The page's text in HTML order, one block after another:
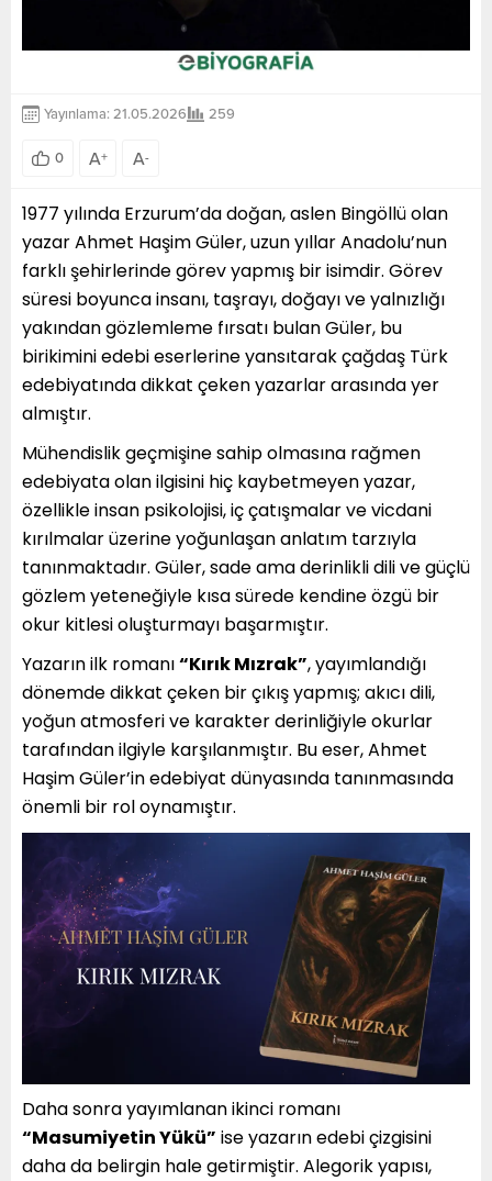
Yayınlama: 21.05.2026 259
0 A+ A-
1977 yılında Erzurum’da doğan, aslen Bingöllü olan
yazar Ahmet Haşim Güler, uzun yıllar Anadolu’nun
farklı şehirlerinde görev yapmış bir isimdir. Görev
süresi boyunca insanı, taşrayı, doğayı ve yalnızlığı
yakından gözlemleme fırsatı bulan Güler, bu
birikimini edebi eserlerine yansıtarak çağdaş Türk
edebiyatında dikkat çeken yazarlar arasında yer
almıştır.
Mühendislik geçmişine sahip olmasına rağmen
edebiyata olan ilgisini hiç kaybetmeyen yazar,
özellikle insan psikolojisi, iç çatışmalar ve vicdani
kırılmalar üzerine yoğunlaşan anlatım tarzıyla
tanınmaktadır. Güler, sade ama derinlikli dili ve güçlü
gözlem yeteneğiyle kısa sürede kendine özgü bir
okur kitlesi oluşturmayı başarmıştır.
Yazarın ilk romanı“Kırık Mızrak”, yayımlandığı
dönemde dikkat çeken bir çıkış yapmış; akıcı dili,
yoğun atmosferi ve karakter derinliğiyle okurlar
tarafından ilgiyle karşılanmıştır. Bu eser, Ahmet
Haşim Güler’in edebiyat dünyasında tanınmasında
önemli bir rol oynamıştır.
Daha sonra yayımlanan ikinci romanı
“Masumiyetin Yükü” ise yazarın edebi çizgisini
daha da belirgin hale getirmiştir. Alegorik yapısı,